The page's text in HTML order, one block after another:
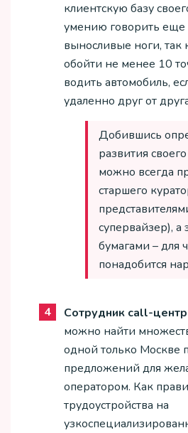
клиентскую базу
умению говорить еще
выносливые ноги,
обойти не менее 10
водить автомобиль,
удаленно друг от
Добившись
развития
можно всегда
старшего
супервайзер), а
бумагами – для
понадобится
Сотрудник call-
можно найти
одной только Москве
предложений для
оператором. Как
трудоустройства на